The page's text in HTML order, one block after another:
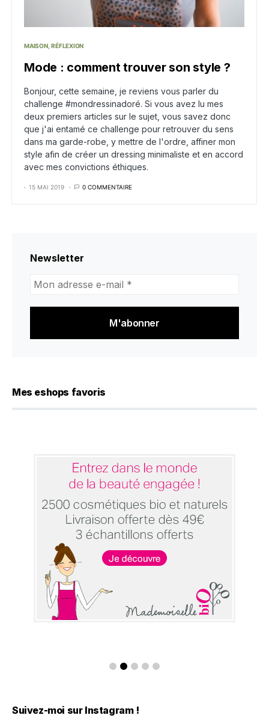
MAISON RÉFLEXION
Mode : comment trouver son style ?
Bonjour, cette semaine, je reviens vous parler du
challenge #mondressinadoré. Si vous avez lu mes
deux premiers articles sur le sujet, vous savez donc
que j'ai entamé ce challenge pour retrouver du sens
dans ma garde-robe, y mettre de l'ordre, affiner mon
style afin de créer un dressing minimaliste et en accord
avec mes convictions éthiques.
15 MAI 2019 0 COMMENTAIRE
Newsletter
adresse
mail
Mes eshops favoris
Suivez-moi sur Instagram !